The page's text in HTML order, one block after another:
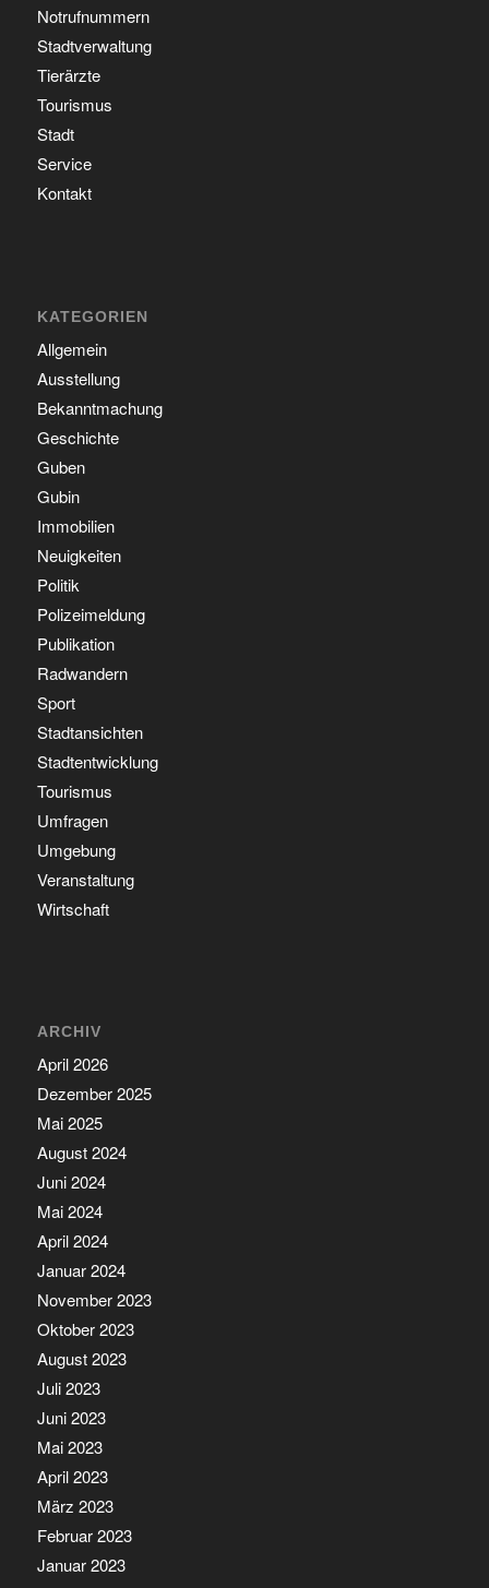
Notrufnummern
Stadtverwaltung
Tierärzte
Tourismus
Stadt
Service
Kontakt
KATEGORIEN
Allgemein
Ausstellung
Bekanntmachung
Geschichte
Guben
Gubin
Immobilien
Neuigkeiten
Politik
Polizeimeldung
Publikation
Radwandern
Sport
Stadtansichten
Stadtentwicklung
Tourismus
Umfragen
Umgebung
Veranstaltung
Wirtschaft
ARCHIV
April 2026
Dezember 2025
Mai 2025
August 2024
Juni 2024
Mai 2024
April 2024
Januar 2024
November 2023
Oktober 2023
August 2023
Juli 2023
Juni 2023
Mai 2023
April 2023
März 2023
Februar 2023
Januar 2023